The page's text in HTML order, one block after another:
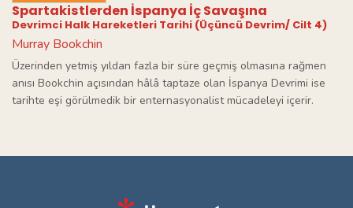
Spartakistlerden İspanya İç Savaşına
Devrimci Halk Hareketleri Tarihi (Üçüncü Devrim/ Cilt 4)
Murray Bookchin
Üzerinden yetmiş yıldan fazla bir süre geçmiş olmasına rağmen
anısı Bookchin açısından hâlâ taptaze olan İspanya Devrimi ise
tarihte eşi görülmedik bir enternasyonalist mücadeleyi içerir.